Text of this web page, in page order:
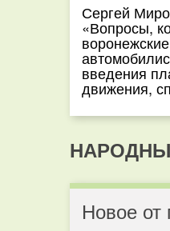
Сергей
«Вопросы,
воронежские
введения
движения,
Новое от